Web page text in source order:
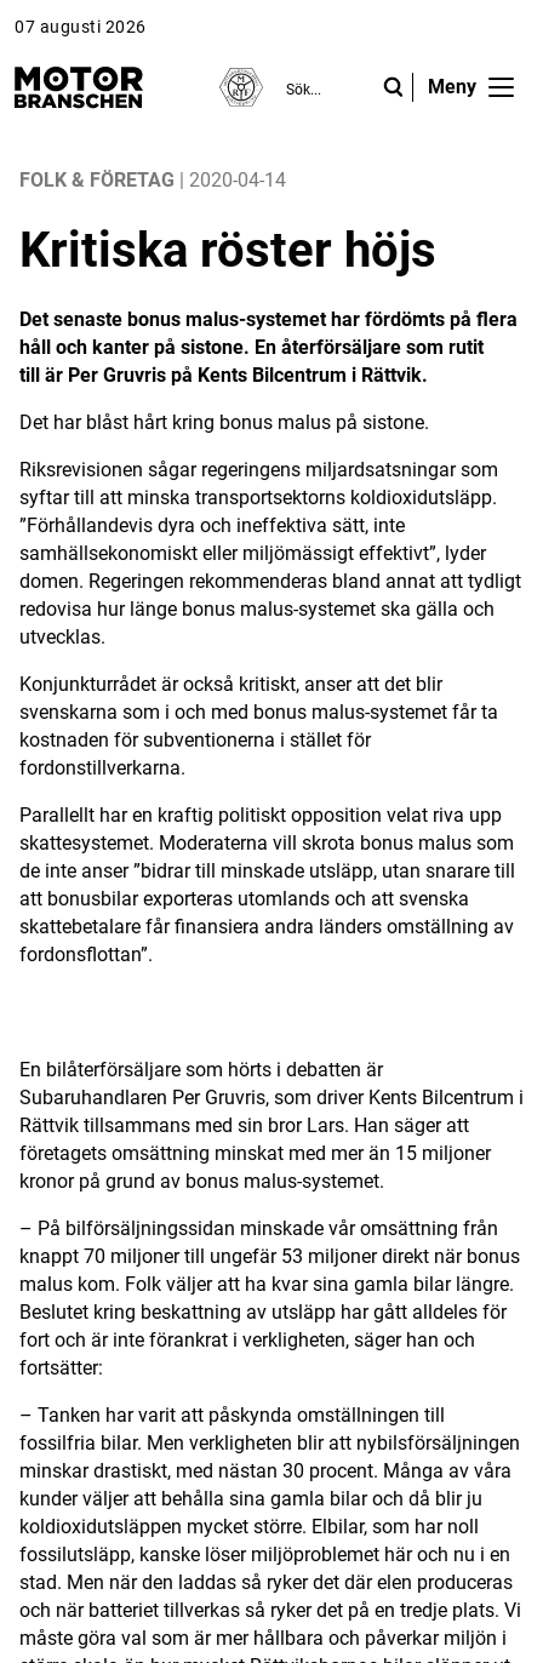
07 augusti 2026
Meny
Reportage
Folk & Företag
Platsbanken
Läs e-tidningen
Digital prenumeration
Om Motorbranschen
Kontakt
Nyhetsbrev
Det här är vi
Arbeta för oss
FOLK & FÖRETAG | 2020-04-14
Kritiska röster höjs
Det senaste bonus malus-systemet har fördömts på flera
håll och kanter på sistone. En återförsäljare som rutit
till är Per Gruvris på Kents Bilcentrum i Rättvik.
Det har blåst hårt kring bonus malus på sistone.
Riksrevisionen sågar regeringens miljardsatsningar som
syftar till att minska transportsektorns koldioxidutsläpp.
”Förhållandevis dyra och ineffektiva sätt, inte
samhällsekonomiskt eller miljömässigt effektivt”, lyder
domen. Regeringen rekommenderas bland annat att tydligt
redovisa hur länge bonus malus-systemet ska gälla och
utvecklas.
Konjunkturrådet är också kritiskt, anser att det blir
svenskarna som i och med bonus malus-systemet får ta
kostnaden för subventionerna i stället för
fordonstillverkarna.
Parallellt har en kraftig politiskt opposition velat riva upp
skattesystemet. Moderaterna vill skrota bonus malus som
de inte anser ”bidrar till minskade utsläpp, utan snarare till
att bonusbilar exporteras utomlands och att svenska
skattebetalare får finansiera andra länders omställning av
fordonsflottan”.
En bilåterförsäljare som hörts i debatten är
Subaruhandlaren Per Gruvris, som driver Kents Bilcentrum i
Rättvik tillsammans med sin bror Lars. Han säger att
företagets omsättning minskat med mer än 15 miljoner
kronor på grund av bonus malus-systemet.
– På bilförsäljningssidan minskade vår omsättning från
knappt 70 miljoner till ungefär 53 miljoner direkt när bonus
malus kom. Folk väljer att ha kvar sina gamla bilar längre.
Beslutet kring beskattning av utsläpp har gått alldeles för
fort och är inte förankrat i verkligheten, säger han och
fortsätter:
– Tanken har varit att påskynda omställningen till
fossilfria bilar. Men verkligheten blir att nybilsförsäljningen
minskar drastiskt, med nästan 30 procent. Många av våra
kunder väljer att behålla sina gamla bilar och då blir ju
koldioxidutsläppen mycket större. Elbilar, som har noll
fossilutsläpp, kanske löser miljöproblemet här och nu i en
stad. Men när den laddas så ryker det där elen produceras
och när batteriet tillverkas så ryker det på en tredje plats. Vi
måste göra val som är mer hållbara och påverkar miljön i